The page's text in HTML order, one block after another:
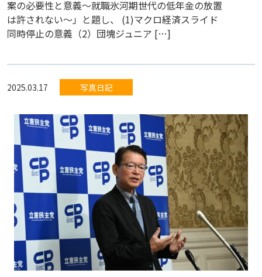
案の必要性と意義～就職氷河期世代の低年金の放置
は許されない～」と題し、 (1)マクロ経済スライド
同時停止の意義（2）団塊ジュニア […]
2025.03.17 写真日記